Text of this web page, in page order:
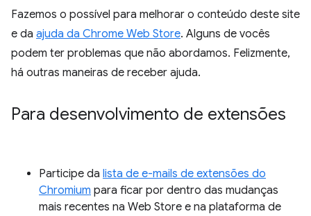
Fazemos o possível para melhorar o conteúdo deste site
e da ajuda da Chrome Web Store. Alguns de vocês
podem ter problemas que não abordamos. Felizmente,
há outras maneiras de receber ajuda.
Para desenvolvimento de extensões
Participe da lista de e-mails de extensões do
Chromium para ficar por dentro das mudanças
mais recentes na Web Store e na plataforma de